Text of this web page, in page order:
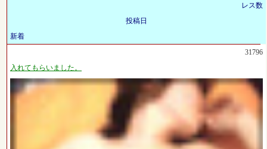
レス数
投稿日
新着
31796
入れてもらいました。